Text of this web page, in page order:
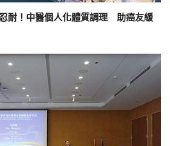
耐！中醫個人化體質調理 助癌友緩